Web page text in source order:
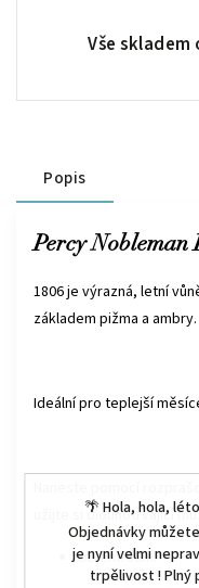
🌴 Hola, hola,
Objednávky
je nyní velmi
trpělivost ! Plný
Vše
Popis
Percy Nobleman
1806 je výrazná, letní
základem pižma a ambry.
Ideální pro teplejší
užijte si dlouhotrvající
Objem: 50ml